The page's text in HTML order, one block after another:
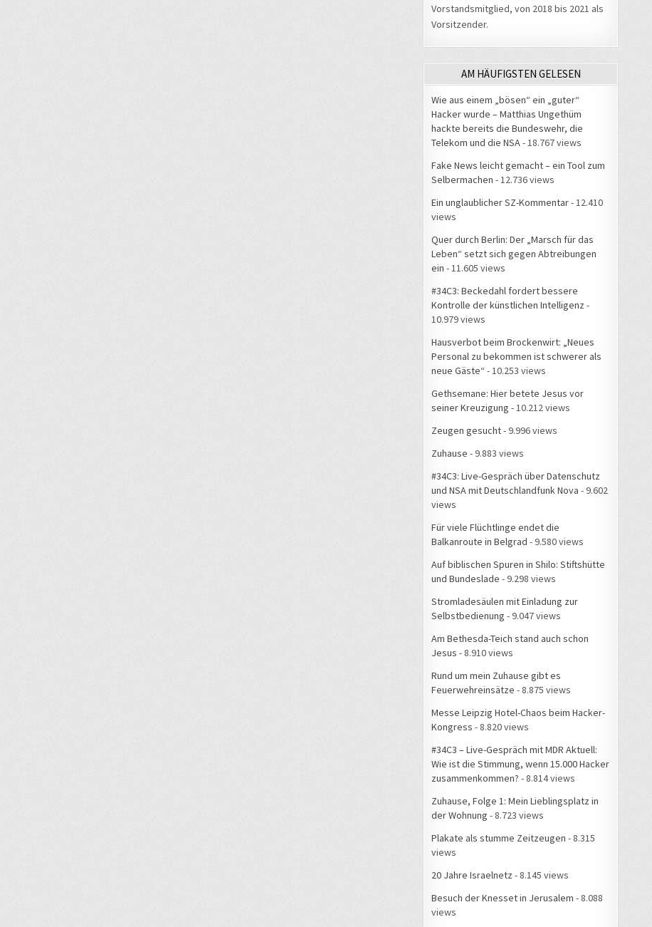
Vorstandsmitglied, von 2018 bis 2021 als
Vorsitzender.
AM HÄUFIGSTEN GELESEN
Wie aus einem „bösen“ ein „guter“
Hacker wurde – Matthias Ungethüm
hackte bereits die Bundeswehr, die
Telekom und die NSA - 18.767 views
Fake News leicht gemacht – ein Tool zum
Selbermachen - 12.736 views
Ein unglaublicher SZ-Kommentar- 12.410
views
Quer durch Berlin: Der „Marsch für das
Leben“ setzt sich gegen Abtreibungen
ein - 11.605 views
#34C3: Beckedahl fordert bessere
Kontrolle der künstlichen Intelligenz -
10.979 views
Hausverbot beim Brockenwirt: „Neues
Personal zu bekommen ist schwerer als
neue Gäste“ - 10.253 views
Gethsemane: Hier betete Jesus vor
seiner Kreuzigung - 10.212 views
Zeugen gesucht- 9.996 views
Zuhause - 9.883 views
#34C3: Live-Gespräch über Datenschutz
und NSA mit Deutschlandfunk Nova - 9.602
views
Für viele Flüchtlinge endet die
Balkanroute in Belgrad - 9.580 views
Auf biblischen Spuren in Shilo: Stiftshütte
und Bundeslade - 9.298 views
Stromladesäulen mit Einladung zur
Selbstbedienung - 9.047 views
Am Bethesda-Teich stand auch schon
Jesus - 8.910 views
Rund um mein Zuhause gibt es
Feuerwehreinsätze - 8.875 views
Messe Leipzig Hotel-Chaos beim Hacker-
Kongress - 8.820 views
#34C3 – Live-Gespräch mit MDR Aktuell:
Wie ist die Stimmung, wenn 15.000 Hacker
zusammenkommen? - 8.814 views
Zuhause, Folge 1: Mein Lieblingsplatz in
der Wohnung - 8.723 views
Plakate als stumme Zeitzeugen - 8.315
views
20 Jahre Israelnetz - 8.145 views
Besuch der Knesset in Jerusalem - 8.088
views